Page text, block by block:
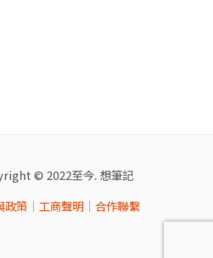
© 2022至今. 想筆記
政策 ｜ 工商聲明 ｜ 合作聯繫